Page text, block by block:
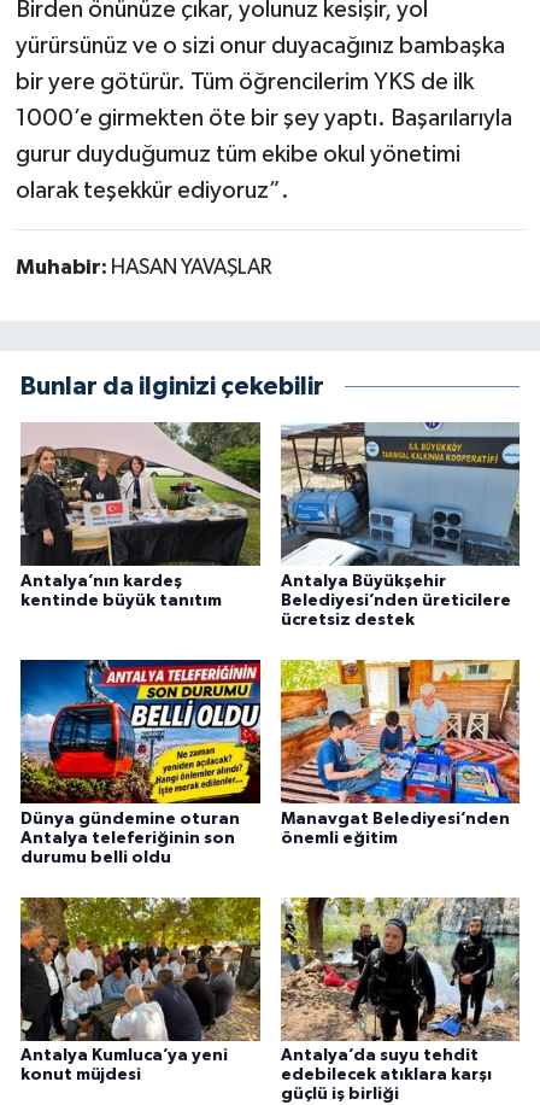
Birden önünüze çıkar, yolunuz kesişir, yol
yürürsünüz ve o sizi onur duyacağınız bambaşka
bir yere götürür. Tüm öğrencilerim YKS de ilk
1000’e girmekten öte bir şey yaptı. Başarılarıyla
gurur duyduğumuz tüm ekibe okul yönetimi
olarak teşekkür ediyoruz”.
Muhabir: HASAN YAVAŞLAR
Bunlar da ilginizi çekebilir
Antalya’nın kardeş
kentinde büyük tanıtım
Antalya Büyükşehir
Belediyesi’nden üreticilere
ücretsiz destek
Dünya gündemine oturan
Antalya teleferiğinin son
durumu belli oldu
Manavgat Belediyesi’nden
önemli eğitim
Antalya Kumluca’ya yeni
konut müjdesi
Antalya’da suyu tehdit
edebilecek atıklara karşı
güçlü iş birliği